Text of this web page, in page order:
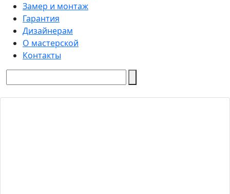
Замер и монтаж
Гарантия
Дизайнерам
О мастерской
Контакты